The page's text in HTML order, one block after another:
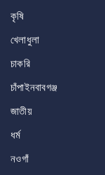
কৃষি
খেলাধুলা
চাকরি
চাঁপাইনবাবগঞ্জ
জাতীয়
ধর্ম
নওগাঁ